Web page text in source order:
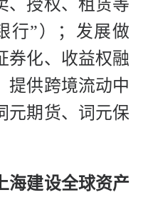
、授权、租赁等
行”）；发展做
券化、收益权融
提供跨境流动中
元期货、词元保
海建设全球资产